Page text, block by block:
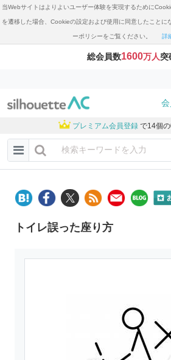
当Webサイトはよりよいユーザー体験を実現するために
を遷移した場合、Cookieの設定および使用に同意したことに
ーポリシーをご覧ください。 詳
総会員数1600万人突
プレミアム会員登録 で14個
トイレ誤った座り方